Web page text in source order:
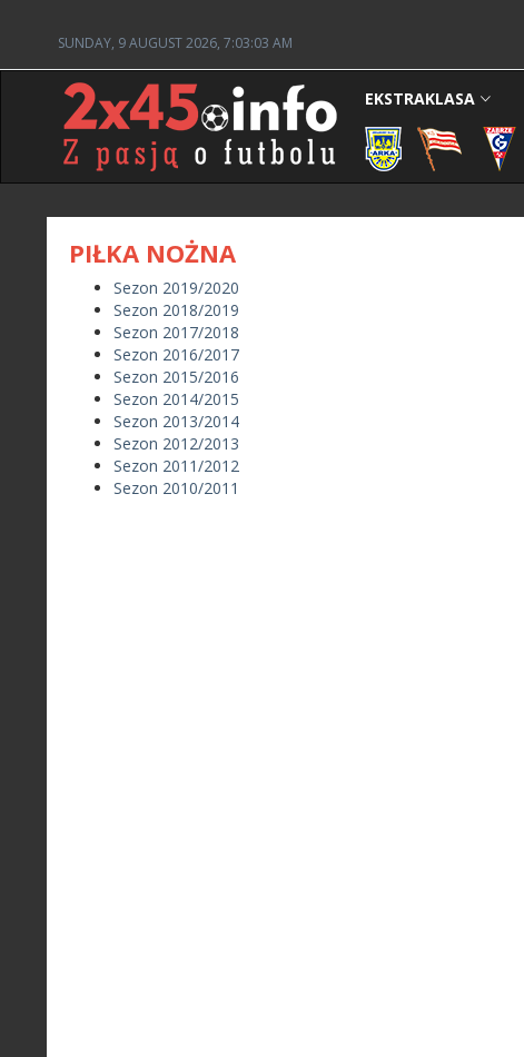
SUNDAY, 9 AUGUST 2026, 7:03:03 AM
EKSTRAKLASA
PIŁKA NOŻNA
Sezon 2019/2020
Sezon 2018/2019
Sezon 2017/2018
Sezon 2016/2017
Sezon 2015/2016
Sezon 2014/2015
Sezon 2013/2014
Sezon 2012/2013
Sezon 2011/2012
Sezon 2010/2011